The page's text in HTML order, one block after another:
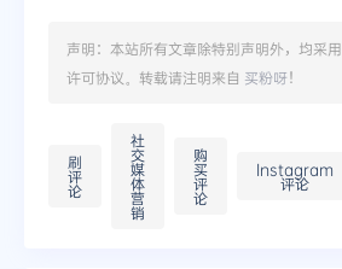
声明：本站所有文章除特别声明外，均采用
许可协议。转载请注明来自 买粉呀！
刷
评
论
社
交
媒
体
营
销
购
买
评
论
Instagram
评论